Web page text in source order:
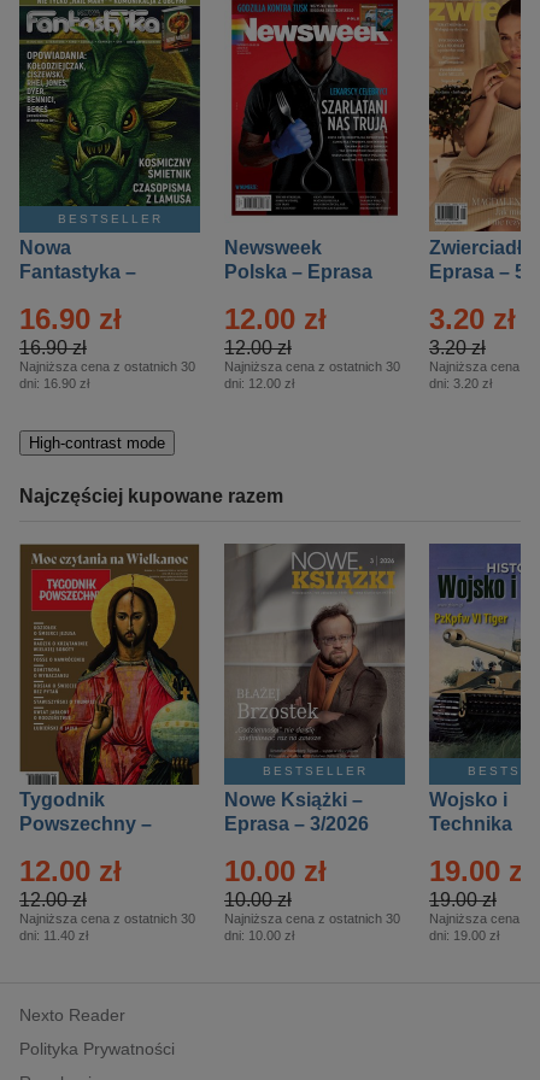
BESTSELLER
Nowa
Fantastyka –
16.90 zł
16.90 zł
Najniższa cena z ostatnich 30
dni: 16.90 zł
Newsweek
Polska – Eprasa
12.00 zł
12.00 zł
Najniższa cena z ostatnich 30
dni: 12.00 zł
Zwierciadło
Eprasa – 5/
3.20 zł
3.20 zł
Najniższa cena z
dni: 3.20 zł
High-contrast mode
Najczęściej kupowane razem
Tygodnik
Powszechny –
12.00 zł
12.00 zł
Najniższa cena z ostatnich 30
dni: 11.40 zł
BESTSELLER
Nowe Książki –
Eprasa – 3/2026
10.00 zł
10.00 zł
Najniższa cena z ostatnich 30
dni: 10.00 zł
Wojsko i
Technika
– 2/2026
19.00 zł
19.00 zł
Najniższa cena z
dni: 19.00 zł
Nexto Reader
Polityka Prywatności